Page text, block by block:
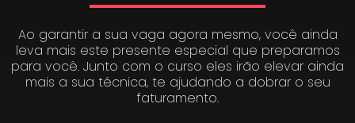
Ao garantir a sua vaga agora mesmo, você ainda
leva mais este presente especial que preparamos
para você. Junto com o curso eles irão elevar ainda
mais a sua técnica, te ajudando a dobrar o seu
faturamento.